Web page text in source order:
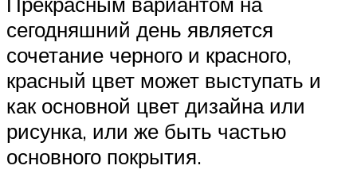
сегодняшний день является
сочетание черного и красного,
красный цвет может выступать и
как основной цвет дизайна или
рисунка, или же быть частью
основного покрытия.